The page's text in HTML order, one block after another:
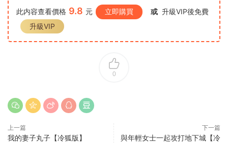
此内容查看價格 9.8 元 立即購買 或 升級VIP後免費
升級VIP
0
上一篇
我的妻子丸子【冷狐版】
下一篇
與年輕女士一起攻打地下城【冷